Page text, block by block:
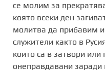
се молим за
която всеки ден
молитва да прибавим
служители както в
които са в затвори или
онеправдавани заради